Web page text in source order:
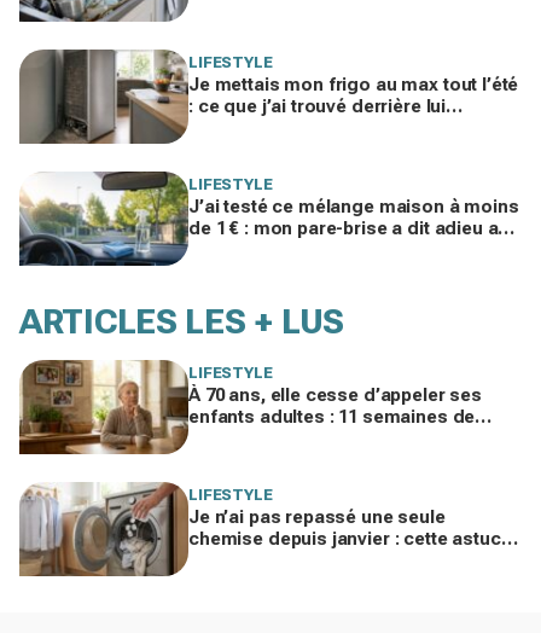
LIFESTYLE
Je mettais mon frigo au max tout l’été
: ce que j’ai trouvé derrière lui
LIFESTYLE
J’ai testé ce mélange maison à moins
de 1 € : mon pare-brise a dit adieu aux
ARTICLES LES + LUS
LIFESTYLE
À 70 ans, elle cesse d’appeler ses
enfants adultes : 11 semaines de
LIFESTYLE
Je n’ai pas repassé une seule
chemise depuis janvier : cette astuce